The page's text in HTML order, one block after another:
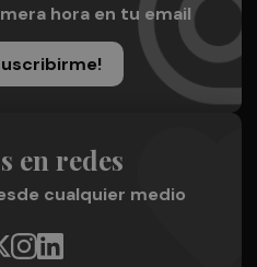
hora en tu email
en redes
cualquier medio